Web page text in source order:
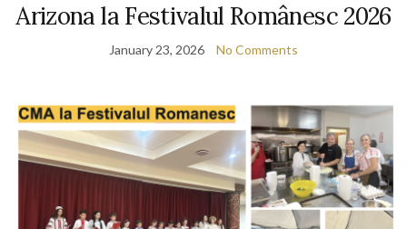
Arizona la Festivalul Românesc 2026
January 23, 2026 No Comments